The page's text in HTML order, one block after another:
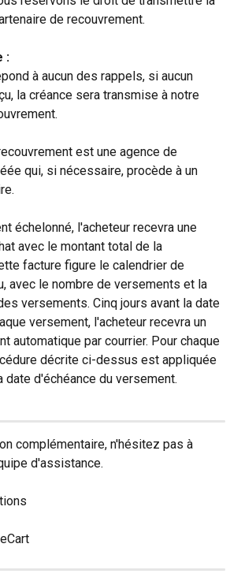
de recouvrement.
:
à aucun des rappels, si aucun
la créance sera transmise à notre
est une agence de
qui, si nécessaire, procède à un
échelonné, l'acheteur recevra une
avec le montant total de la
facture figure le calendrier de
avec le nombre de versements et la
versements. Cinq jours avant la date
versement, l'acheteur recevra un
automatique par courrier. Pour chaque
décrite ci-dessus est appliquée
date d'échéance du versement.
complémentaire, n'hésitez pas à
d'assistance.